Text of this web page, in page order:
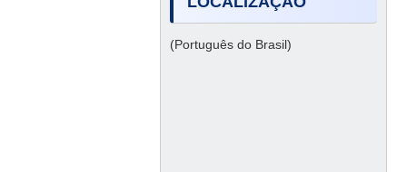
(Português do Brasil)